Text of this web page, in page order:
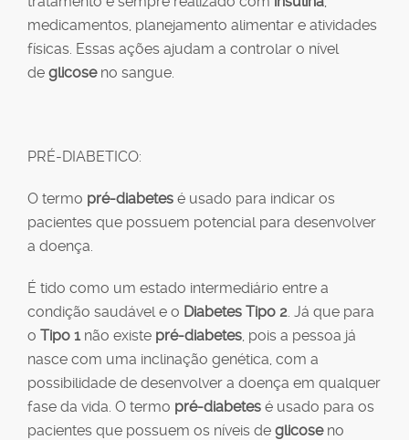
medicamentos, planejamento alimentar e atividades
físicas. Essas ações ajudam a controlar o nível
de glicoseno sangue.
PRÉ-DIABETICO:
O termo pré-diabetes é usado para indicar os
pacientes que possuem potencial para desenvolver
a doença.
É tido como um estado intermediário entre a
condição saudável e o Diabetes Tipo 2. Já que para
o Tipo 1 não existe pré-diabetes, pois a pessoa já
nasce com uma inclinação genética, com a
possibilidade de desenvolver a doença em qualquer
fase da vida. O termo pré-diabetes é usado para os
pacientes que possuem os níveis de glicoseno